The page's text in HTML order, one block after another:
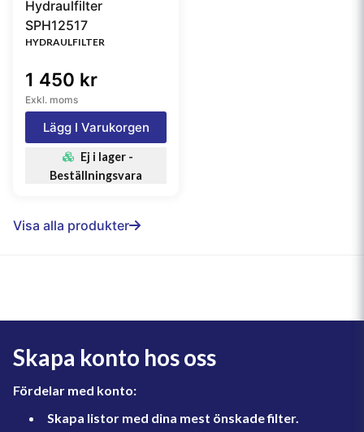
Hydraulfilter
SPH12517
HYDRAULFILTER
1 450 kr
Exkl. moms
Lägg I Varukorgen
Ej i lager -
Beställningsvara
Visa alla produkter
Skapa konto hos oss
Fördelar med konto:
Skapa listor med dina mest önskade filter.